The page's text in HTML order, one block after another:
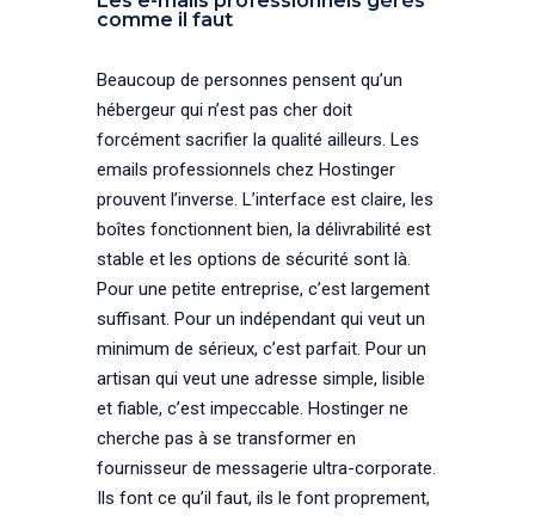
comme il faut
Beaucoup de personnes pensent qu’un
hébergeur qui n’est pas cher doit
forcément sacrifier la qualité ailleurs. Les
emails professionnels chez Hostinger
prouvent l’inverse. L’interface est claire, les
boîtes fonctionnent bien, la délivrabilité est
stable et les options de sécurité sont là.
Pour une petite entreprise, c’est largement
suffisant. Pour un indépendant qui veut un
minimum de sérieux, c’est parfait. Pour un
artisan qui veut une adresse simple, lisible
et fiable, c’est impeccable. Hostinger ne
cherche pas à se transformer en
fournisseur de messagerie ultra-corporate.
Ils font ce qu’il faut, ils le font proprement,